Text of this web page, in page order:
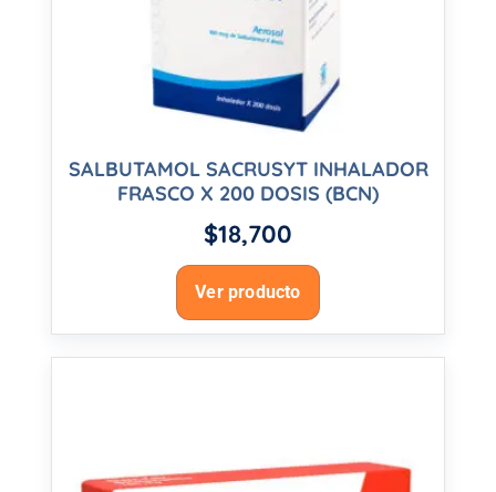
SALBUTAMOL SACRUSYT INHALADOR
FRASCO X 200 DOSIS (BCN)
$18,700
Ver producto